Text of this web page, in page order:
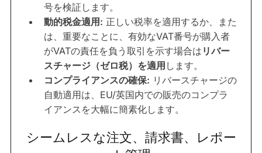
号を検証します。
動的税金適用: 正しい税率を適用するか、また
は、重要なことに、有効なVAT番号が購入者
がVATの責任を負う取引を示す場合は リバー
スチャージ（ゼロ税）を適用 します。
コンプライアンスの確保: リバースチャージの
自動適用は、EU/英国内での販売のコンプラ
イアンスを大幅に簡素化します。
シームレスな注文、請求書、レポー